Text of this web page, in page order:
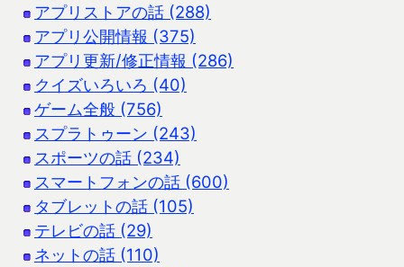
アプリストアの話 (288)
アプリ公開情報 (375)
アプリ更新/修正情報 (286)
クイズいろいろ (40)
ゲーム全般 (756)
スプラトゥーン (243)
スポーツの話 (234)
スマートフォンの話 (600)
タブレットの話 (105)
テレビの話 (29)
ネットの話 (110)